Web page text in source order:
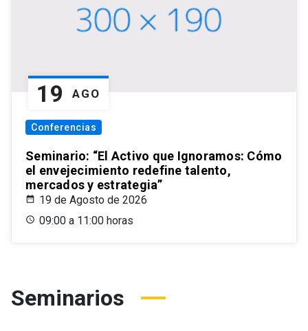
19 AGO
Conferencias
Seminario: “El Activo que Ignoramos: Cómo
el envejecimiento redefine talento,
mercados y estrategia”
19 de Agosto de 2026
09:00 a 11:00 horas
Seminarios